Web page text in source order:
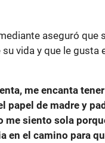
aseguró que
vida y que le gusta
me encanta
papel de madre y
me siento sola
en el camino para